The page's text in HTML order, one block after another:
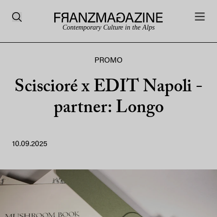
Contemporary Culture in the Alps
PROMO
Sciscioré x EDIT Napoli -
partner: Longo
10.09.2025